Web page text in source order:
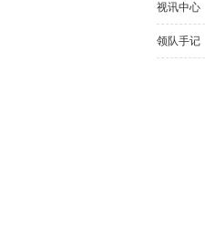
视讯中心
领队手记